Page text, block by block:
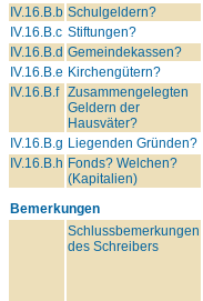
IV.16.B.b Schulgeldern?
IV.16.B.c Stiftungen?
IV.16.B.d Gemeindekassen?
IV.16.B.e Kirchengütern?
IV.16.B.f Zusammengelegten
Geldern der
Hausväter?
IV.16.B.g Liegenden Gründen?
IV.16.B.h Fonds? Welchen?
(Kapitalien)
Bemerkungen
Schlussbemerkungen
des Schreibers